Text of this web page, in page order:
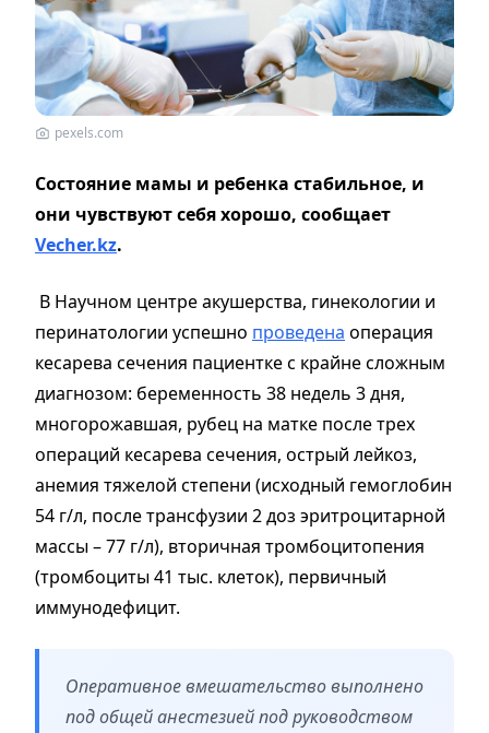
pexels.com
Состояние мамы и ребенка стабильное, и
они чувствуют себя хорошо, сообщает
Vecher.kz.
В Научном центре акушерства, гинекологии и
перинатологии успешно проведена операция
кесарева сечения пациентке с крайне сложным
диагнозом: беременность 38 недель 3 дня,
многорожавшая, рубец на матке после трех
операций кесарева сечения, острый лейкоз,
анемия тяжелой степени (исходный гемоглобин
54 г/л, после трансфузии 2 доз эритроцитарной
массы – 77 г/л), вторичная тромбоцитопения
(тромбоциты 41 тыс. клеток), первичный
иммунодефицит.
Оперативное вмешательство выполнено
под общей анестезией под руководством